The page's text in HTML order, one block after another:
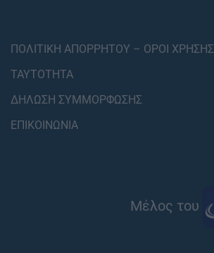
ΠΟΛΙΤΙΚΗ ΑΠΟΡΡΗΤΟΥ – ΟΡΟΙ ΧΡΗΣΗΣ
ΤΑΥΤΟΤΗΤΑ
ΔΗΛΩΣΗ ΣΥΜΜΟΡΦΩΣΗΣ
ΕΠΙΚΟΙΝΩΝΙΑ
Μέλος του